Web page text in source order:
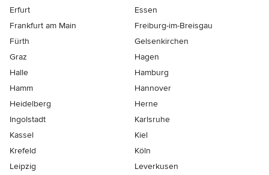
Erfurt
Essen
Frankfurt am Main
Freiburg-im-Breisgau
Fürth
Gelsenkirchen
Graz
Hagen
Halle
Hamburg
Hamm
Hannover
Heidelberg
Herne
Ingolstadt
Karlsruhe
Kassel
Kiel
Krefeld
Köln
Leipzig
Leverkusen